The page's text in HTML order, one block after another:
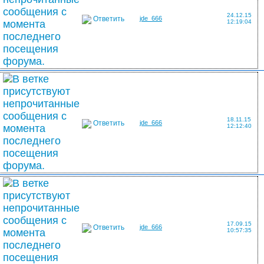
Ответить jde_666
24.12.15
12:19:04
Ответить jde_666
18.11.15
12:12:40
Ответить jde_666
17.09.15
10:57:35